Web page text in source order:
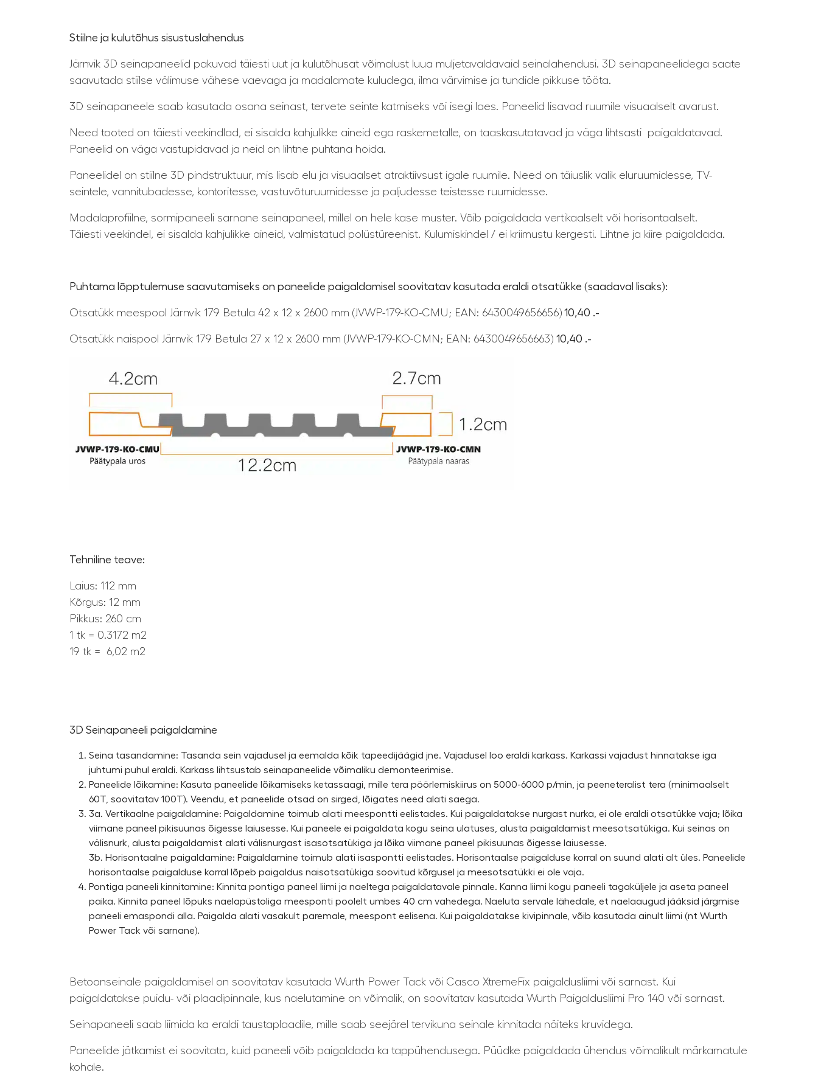
Stiilne ja kulutõhus sisustuslahendus
Järnvik 3D seinapaneelid pakuvad täiesti uut ja kulutõhusat võimalust luua muljetavaldavaid seinalahendusi. 3D seinapaneelidega saate
saavutada stiilse välimuse vähese vaevaga ja madalamate kuludega, ilma värvimise ja tundide pikkuse tööta.
3D seinapaneele saab kasutada osana seinast, tervete seinte katmiseks või isegi laes. Paneelid lisavad ruumile visuaalselt avarust.
Need tooted on täiesti veekindlad, ei sisalda kahjulikke aineid ega raskemetalle, on taaskasutatavad ja väga lihtsasti paigaldatavad.
Paneelid on väga vastupidavad ja neid on lihtne puhtana hoida.
Paneelidel on stiilne 3D pindstruktuur, mis lisab elu ja visuaalset atraktiivsust igale ruumile. Need on täiuslik valik eluruumidesse, TV-
seintele, vannitubadesse, kontoritesse, vastuvõturuumidesse ja paljudesse teistesse ruumidesse.
Madalaprofiilne, sormipaneeli sarnane seinapaneel, millel on hele kase muster. Võib paigaldada vertikaalselt või horisontaalselt.
Täiesti veekindel, ei sisalda kahjulikke aineid, valmistatud polüstüreenist. Kulumiskindel / ei kriimustu kergesti. Lihtne ja kiire paigaldada.
Puhtama lõpptulemuse saavutamiseks on paneelide paigaldamisel soovitatav kasutada eraldi otsatükke (saadaval lisaks):
Otsatükk meespool Järnvik 179 Betula 42 x 12 x 2600 mm (JVWP-179-KO-CMU; EAN: 6430049656656) 10,40 .-
Otsatükk naispool Järnvik 179 Betula 27 x 12 x 2600 mm (JVWP-179-KO-CMN; EAN: 6430049656663) 10,40 .-
Tehniline teave:
Laius: 112 mm
Kõrgus: 12 mm
Pikkus: 260 cm
1 tk = 0.3172 m2
19 tk = 6,02 m2
3D Seinapaneeli paigaldamine
Seina tasandamine: Tasanda sein vajadusel ja eemalda kõik tapeedijäägid jne. Vajadusel loo eraldi karkass. Karkassi vajadust hinnatakse iga
juhtumi puhul eraldi. Karkass lihtsustab seinapaneelide võimaliku demonteerimise.
Paneelide lõikamine: Kasuta paneelide lõikamiseks ketassaagi, mille tera pöörlemiskiirus on 5000-6000 p/min, ja peeneteralist tera (minimaalselt
60T, soovitatav 100T). Veendu, et paneelide otsad on sirged, lõigates need alati saega.
3a. Vertikaalne paigaldamine: Paigaldamine toimub alati meespontti eelistades. Kui paigaldatakse nurgast nurka, ei ole eraldi otsatükke vaja; lõika
viimane paneel pikisuunas õigesse laiusesse. Kui paneele ei paigaldata kogu seina ulatuses, alusta paigaldamist meesotsatükiga. Kui seinas on
välisnurk, alusta paigaldamist alati välisnurgast isasotsatükiga ja lõika viimane paneel pikisuunas õigesse laiusesse.
3b. Horisontaalne paigaldamine: Paigaldamine toimub alati isaspontti eelistades. Horisontaalse paigalduse korral on suund alati alt üles. Paneelide
horisontaalse paigalduse korral lõpeb paigaldus naisotsatükiga soovitud kõrgusel ja meesotsatükki ei ole vaja.
Pontiga paneeli kinnitamine: Kinnita pontiga paneel liimi ja naeltega paigaldatavale pinnale. Kanna liimi kogu paneeli tagaküljele ja aseta paneel
paika. Kinnita paneel lõpuks naelapüstoliga meesponti poolelt umbes 40 cm vahedega. Naeluta servale lähedale, et naelaaugud jääksid järgmise
paneeli emaspondi alla. Paigalda alati vasakult paremale, meespont eelisena. Kui paigaldatakse kivipinnale, võib kasutada ainult liimi (nt Wurth
Power Tack või sarnane).
Betoonseinale paigaldamisel on soovitatav kasutada Wurth Power Tack või Casco XtremeFix paigaldusliimi või sarnast. Kui
paigaldatakse puidu- või plaadipinnale, kus naelutamine on võimalik, on soovitatav kasutada Wurth Paigaldusliimi Pro 140 või sarnast.
Seinapaneeli saab liimida ka eraldi taustaplaadile, mille saab seejärel tervikuna seinale kinnitada näiteks kruvidega.
Paneelide jätkamist ei soovitata, kuid paneeli võib paigaldada ka tappühendusega. Püüdke paigaldada ühendus võimalikult märkamatule
kohale.